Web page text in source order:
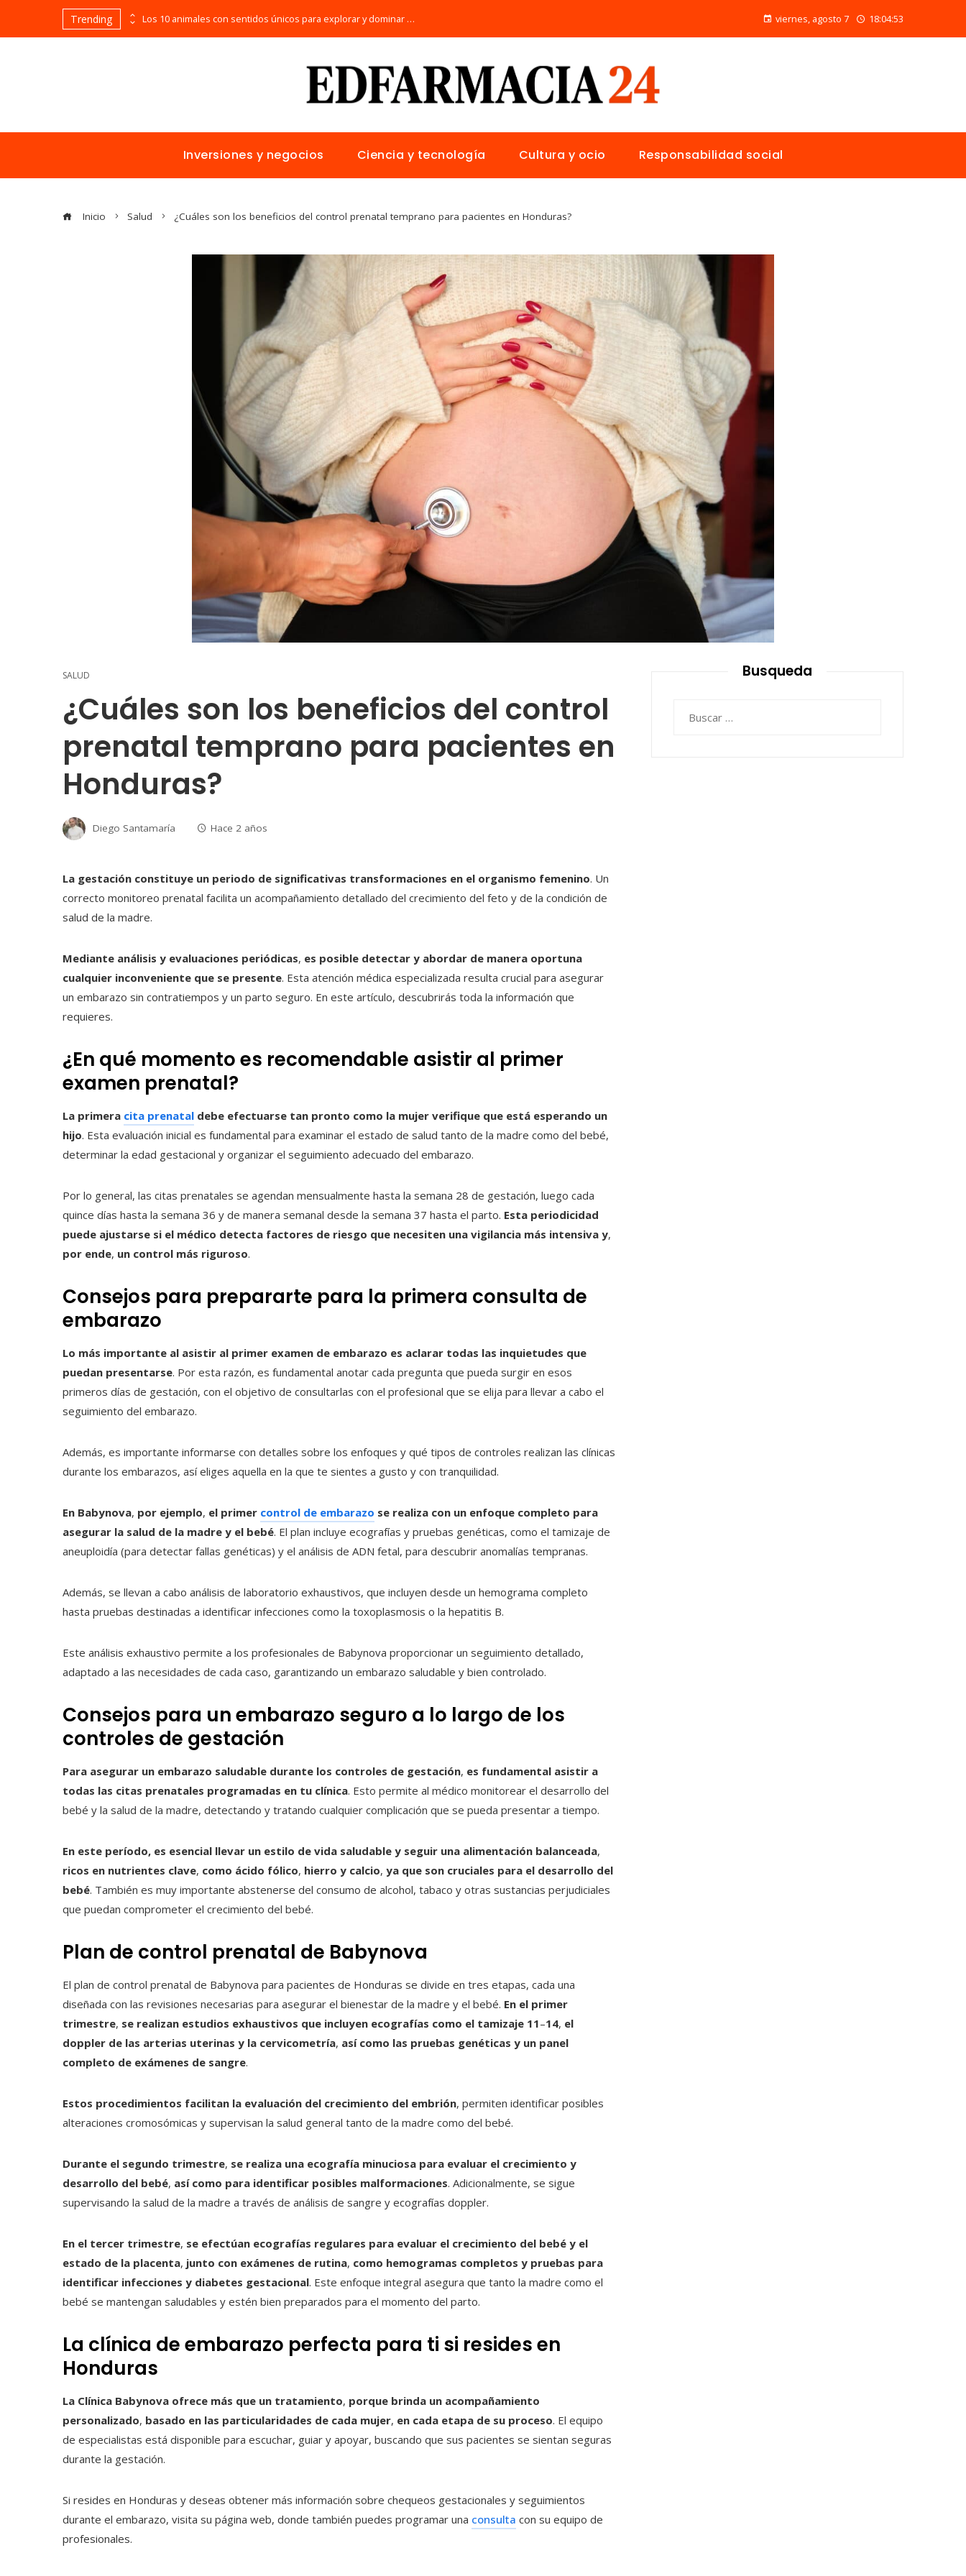
Trending Bosnia y Herzegovina: cómo reducir fragmentación económica y aumentar inversión Los 10 animales con sentidos únicos para explorar y dominar su hábitat natural viernes, agosto 7 18:04:54
Inversiones y negocios Ciencia y tecnología Cultura y ocio Responsabilidad social
Inicio Salud ¿Cuáles son los beneficios del control prenatal temprano para pacientes en Honduras?
SALUD
¿Cuáles son los beneficios del control
prenatal temprano para pacientes en
Honduras?
Diego Santamaría Hace 2 años
La gestación constituye un periodo de significativas transformaciones en el organismo femenino. Un
correcto monitoreo prenatal facilita un acompañamiento detallado del crecimiento del feto y de la condición de
salud de la madre.
Mediante análisis y evaluaciones periódicas, es posible detectar y abordar de manera oportuna
cualquier inconveniente que se presente. Esta atención médica especializada resulta crucial para asegurar
un embarazo sin contratiempos y un parto seguro. En este artículo, descubrirás toda la información que
requieres.
¿En qué momento es recomendable asistir al primer
examen prenatal?
La primera cita prenatal debe efectuarse tan pronto como la mujer verifique que está esperando un
hijo. Esta evaluación inicial es fundamental para examinar el estado de salud tanto de la madre como del bebé,
determinar la edad gestacional y organizar el seguimiento adecuado del embarazo.
Por lo general, las citas prenatales se agendan mensualmente hasta la semana 28 de gestación, luego cada
quince días hasta la semana 36 y de manera semanal desde la semana 37 hasta el parto. Esta periodicidad
puede ajustarse si el médico detecta factores de riesgo que necesiten una vigilancia más intensiva y,
por ende, un control más riguroso.
Consejos para prepararte para la primera consulta de
embarazo
Lo más importante al asistir al primer examen de embarazo es aclarar todas las inquietudes que
puedan presentarse. Por esta razón, es fundamental anotar cada pregunta que pueda surgir en esos
primeros días de gestación, con el objetivo de consultarlas con el profesional que se elija para llevar a cabo el
seguimiento del embarazo.
Además, es importante informarse con detalles sobre los enfoques y qué tipos de controles realizan las clínicas
durante los embarazos, así eliges aquella en la que te sientes a gusto y con tranquilidad.
En Babynova, por ejemplo, el primer control de embarazo se realiza con un enfoque completo para
asegurar la salud de la madre y el bebé. El plan incluye ecografías y pruebas genéticas, como el tamizaje de
aneuploidía (para detectar fallas genéticas) y el análisis de ADN fetal, para descubrir anomalías tempranas.
Además, se llevan a cabo análisis de laboratorio exhaustivos, que incluyen desde un hemograma completo
hasta pruebas destinadas a identificar infecciones como la toxoplasmosis o la hepatitis B.
Este análisis exhaustivo permite a los profesionales de Babynova proporcionar un seguimiento detallado,
adaptado a las necesidades de cada caso, garantizando un embarazo saludable y bien controlado.
Consejos para un embarazo seguro a lo largo de los
controles de gestación
Para asegurar un embarazo saludable durante los controles de gestación, es fundamental asistir a
todas las citas prenatales programadas en tu clínica. Esto permite al médico monitorear el desarrollo del
bebé y la salud de la madre, detectando y tratando cualquier complicación que se pueda presentar a tiempo.
En este período, es esencial llevar un estilo de vida saludable y seguir una alimentación balanceada,
ricos en nutrientes clave, como ácido fólico, hierro y calcio, ya que son cruciales para el desarrollo del
bebé. También es muy importante abstenerse del consumo de alcohol, tabaco y otras sustancias perjudiciales
que puedan comprometer el crecimiento del bebé.
Plan de control prenatal de Babynova
El plan de control prenatal de Babynova para pacientes de Honduras se divide en tres etapas, cada una
diseñada con las revisiones necesarias para asegurar el bienestar de la madre y el bebé. En el primer
trimestre, se realizan estudios exhaustivos que incluyen ecografías como el tamizaje 11–14, el
doppler de las arterias uterinas y la cervicometría, así como las pruebas genéticas y un panel
completo de exámenes de sangre.
Estos procedimientos facilitan la evaluación del crecimiento del embrión, permiten identificar posibles
alteraciones cromosómicas y supervisan la salud general tanto de la madre como del bebé.
Durante el segundo trimestre, se realiza una ecografía minuciosa para evaluar el crecimiento y
desarrollo del bebé, así como para identificar posibles malformaciones. Adicionalmente, se sigue
supervisando la salud de la madre a través de análisis de sangre y ecografías doppler.
En el tercer trimestre, se efectúan ecografías regulares para evaluar el crecimiento del bebé y el
estado de la placenta, junto con exámenes de rutina, como hemogramas completos y pruebas para
identificar infecciones y diabetes gestacional. Este enfoque integral asegura que tanto la madre como el
bebé se mantengan saludables y estén bien preparados para el momento del parto.
La clínica de embarazo perfecta para ti si resides en
Honduras
La Clínica Babynova ofrece más que un tratamiento, porque brinda un acompañamiento
personalizado, basado en las particularidades de cada mujer, en cada etapa de su proceso. El equipo
de especialistas está disponible para escuchar, guiar y apoyar, buscando que sus pacientes se sientan seguras
durante la gestación.
Si resides en Honduras y deseas obtener más información sobre chequeos gestacionales y seguimientos
durante el embarazo, visita su página web, donde también puedes programar una consulta con su equipo de
profesionales.
Busqueda